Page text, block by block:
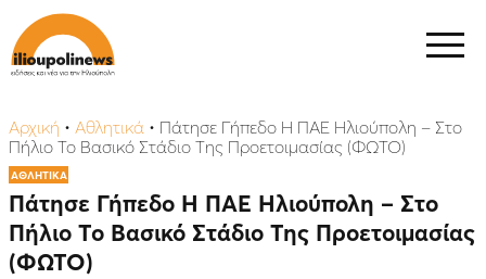
Αρχική • Αθλητικά • Πάτησε Γήπεδο Η ΠΑΕ Ηλιούπολη – Στο
Πήλιο Το Βασικό Στάδιο Της Προετοιμασίας (ΦΩΤΟ)
ΑΘΛΗΤΙΚΑ
Πάτησε Γήπεδο Η ΠΑΕ Ηλιούπολη – Στο
Πήλιο Το Βασικό Στάδιο Της Προετοιμασίας
(ΦΩΤΟ)